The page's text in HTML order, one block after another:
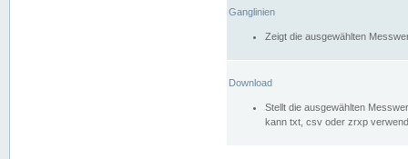
Ganglinien
Zeigt die ausgewählten
Download
Stellt die ausgewählten
kann txt, csv oder zrxp